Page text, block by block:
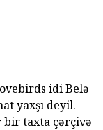
idi Belə
yaxşı deyil.
bir taxta çərçivə